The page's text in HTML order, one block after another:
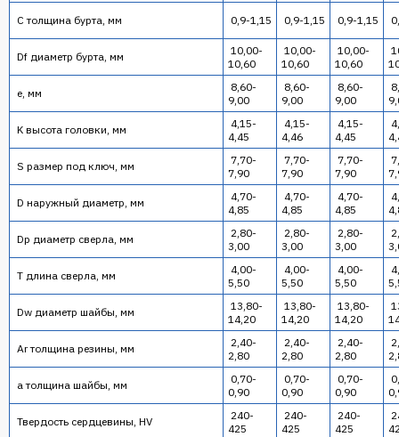
C толщина бурта, мм 0,9-1,15 0,9-1,15 0,9-1,15
Df диаметр бурта, мм
10,00-
10,60
10,00-
10,60
10,00-
10,60
e, мм
8,60-
9,00
8,60-
9,00
8,60-
9,00
K высота головки, мм
4,15-
4,45
4,15-
4,46
4,15-
4,45
S размер под ключ, мм
7,70-
7,90
7,70-
7,90
7,70-
7,90
D наружный диаметр, мм
4,70-
4,85
4,70-
4,85
4,70-
4,85
Dp диаметр сверла, мм
2,80-
3,00
2,80-
3,00
2,80-
3,00
T длина сверла, мм
4,00-
5,50
4,00-
5,50
4,00-
5,50
Dw диаметр шайбы, мм
13,80-
14,20
13,80-
14,20
13,80-
14,20
Ar толщина резины, мм
2,40-
2,80
2,40-
2,80
2,40-
2,80
a толщина шайбы, мм
0,70-
0,90
0,70-
0,90
0,70-
0,90
Твердость сердцевины, HV
240-
425
240-
425
240-
425